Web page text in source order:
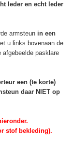
leder en echt leder
armsteun in een
u links bovenaan de
pasklare
een (te korte)
daar NIET op
stof bekleding).